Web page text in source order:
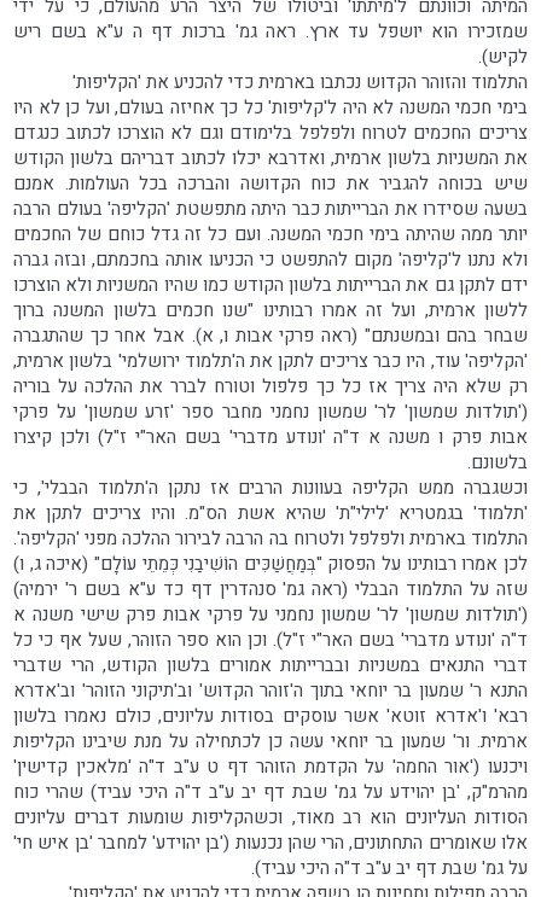
המיתה וכוונתם ל'מיתתו' וביטולו של היצר הרע מהעולם, כי על ידי
שמזכירו הוא יושפל עד ארץ. ראה גמ' ברכות דף ה ע"א בשם ריש
לקיש).
התלמוד והזוהר הקדוש נכתבו בארמית כדי להכניע את 'הקליפות'
בימי חכמי המשנה לא היה ל'קליפות' כל כך אחיזה בעולם, ועל כן לא היו
צריכים החכמים לטרוח ולפלפל בלימודם וגם לא הוצרכו לכתוב כנגדם
את המשניות בלשון ארמית, ואדרבא יכלו לכתוב דבריהם בלשון הקודש
שיש בכוחה להגביר את כוח הקדושה והברכה בכל העולמות. אמנם
בשעה שסידרו את הברייתות כבר היתה מתפשטת 'הקליפה' בעולם הרבה
יותר ממה שהיתה בימי חכמי המשנה. ועם כל זה גדל כוחם של החכמים
ולא נתנו ל'קליפה' מקום להתפשט כי הכניעו אותה בחכמתם, ובזה גברה
ידם לתקן גם את הברייתות בלשון הקודש כמו שהיו המשניות ולא הוצרכו
ללשון ארמית, ועל זה אמרו רבותינו "שנו חכמים בלשון המשנה ברוך
שבחר בהם ובמשנתם" (ראה פרקי אבות ו, א). אבל אחר כך שהתגברה
'הקליפה' עוד, היו כבר צריכים לתקן את ה'תלמוד ירושלמי' בלשון ארמית,
רק שלא היה צריך אז כל כך פלפול וטורח לברר את ההלכה על בוריה
('תולדות שמשון' לר' שמשון נחמני מחבר ספר 'זרע שמשון' על פרקי
אבות פרק ו משנה א ד"ה 'ונודע מדברי' בשם האר"י ז"ל) ולכן קיצרו
בלשונם.
וכשגברה ממש הקליפה בעוונות הרבים אז נתקן ה'תלמוד הבבלי', כי
'תלמוד' בגמטריא 'לילי"ת' שהיא אשת הס"מ. והיו צריכים לתקן את
התלמוד בארמית ולפלפל ולטרוח בה הרבה לבירור ההלכה מפני 'הקליפה'.
לכן אמרו רבותינו על הפסוק "בְּמַחֲשַׁכִּים הוֹשִׁיבַנִי כְּמֵתֵי עוֹלָם" (איכה ג, ו)
שזה על התלמוד הבבלי (ראה גמ' סנהדרין דף כד ע"א בשם ר' ירמיה)
('תולדות שמשון' לר' שמשון נחמני על פרקי אבות פרק שישי משנה א
ד"ה 'ונודע מדברי' בשם האר"י ז"ל). וכן הוא ספר הזוהר, שעל אף כי כל
דברי התנאים במשניות ובברייתות אמורים בלשון הקודש, הרי שדברי
התנא ר' שמעון בר יוחאי בתוך ה'זוהר הקדוש' וב'תיקוני הזוהר' וב'אדרא
רבא' ו'אדרא זוטא' אשר עוסקים בסודות עליונים, כולם נאמרו בלשון
ארמית. ור' שמעון בר יוחאי עשה כן לכתחילה על מנת שיבינו הקליפות
ויכנעו ('אור החמה' על הקדמת הזוהר דף ט ע"ב ד"ה 'מלאכין קדישין'
מהרמ"ק, 'בן יהוידע על גמ' שבת דף יב ע"ב ד"ה היכי עביד) שהרי כוח
הסודות העליונים הוא רב מאוד, וכשהקליפות שומעות דברים עליונים
אלו שאומרים התחתונים, הרי שהן נכנעות ('בן יהוידע' למחבר 'בן איש חי'
על גמ' שבת דף יב ע"ב ד"ה היכי עביד).